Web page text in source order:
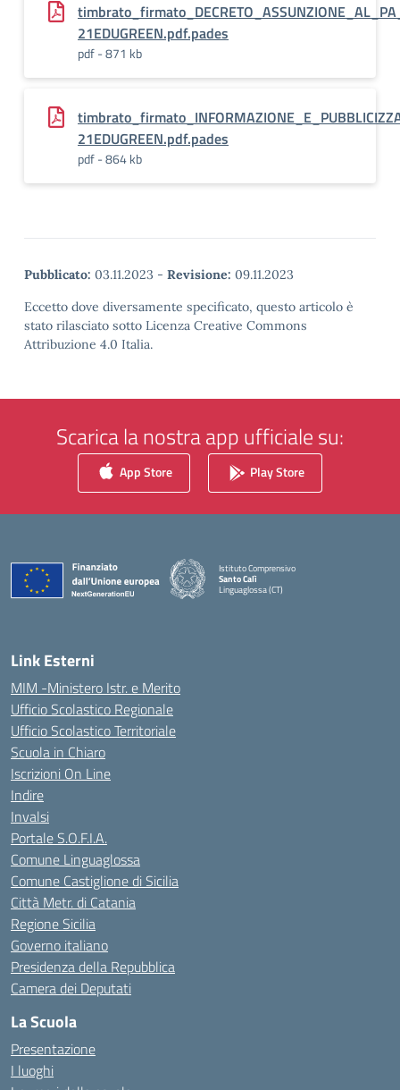
21EDUGREEN.pdf.pades
pdf - 871 kb
21EDUGREEN.pdf.pades
pdf - 864 kb
Pubblicato: 03.11.2023 - Revisione: 09.11.2023
Eccetto dove diversamente specificato, questo articolo è
stato rilasciato sotto Licenza Creative Commons
Attribuzione 4.0 Italia.
Scarica la nostra app ufficiale su:
App Store Play Store
Istituto Comprensivo
Santo Calì
Linguaglossa (CT)
— Visita la pagina iniziale della scuola
Link Esterni
MIM -Ministero Istr. e Merito
Ufficio Scolastico Regionale
Ufficio Scolastico Territoriale
Scuola in Chiaro
Iscrizioni On Line
Indire
Invalsi
Portale S.O.F.I.A.
Comune Linguaglossa
Comune Castiglione di Sicilia
Città Metr. di Catania
Regione Sicilia
Governo italiano
Presidenza della Repubblica
Camera dei Deputati
La Scuola
Presentazione
I luoghi